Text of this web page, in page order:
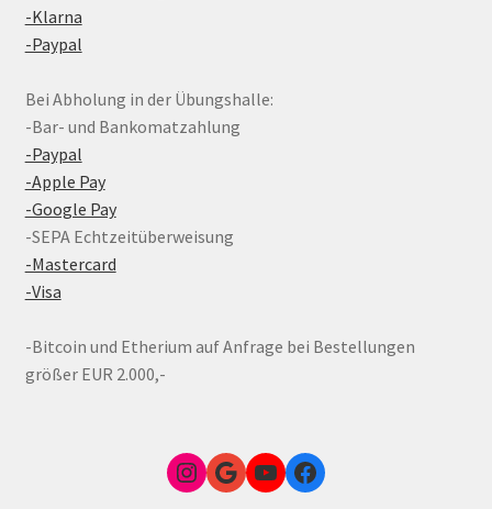
-Klarna
-Paypal
Bei Abholung in der Übungshalle:
-Bar- und Bankomatzahlung
-Paypal
-Apple Pay
-Google Pay
-SEPA Echtzeitüberweisung
-Mastercard
-Visa
-Bitcoin und Etherium auf Anfrage bei Bestellungen
größer EUR 2.000,-
Instagram
Google Link zum FunShop WienYouTubeFacebook